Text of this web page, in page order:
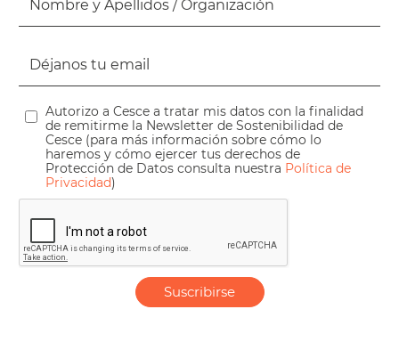
Autorizo a Cesce a tratar mis datos con la finalidad
de remitirme la Newsletter de Sostenibilidad de
Cesce (para más información sobre cómo lo
haremos y cómo ejercer tus derechos de
Protección de Datos consulta nuestra Política de
Privacidad)
Suscribirse